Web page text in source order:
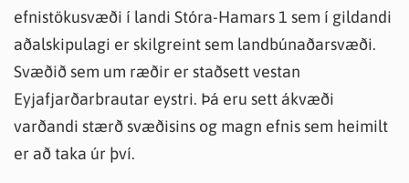
efnistökusvæði í landi Stóra-Hamars 1 sem í gildandi
aðalskipulagi er skilgreint sem landbúnaðarsvæði.
Svæðið sem um ræðir er staðsett vestan
Eyjafjarðarbrautar eystri. Þá eru sett ákvæði
varðandi stærð svæðisins og magn efnis sem heimilt
er að taka úr því.